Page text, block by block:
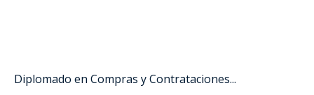
Diplomado en Compras y Contrataciones...